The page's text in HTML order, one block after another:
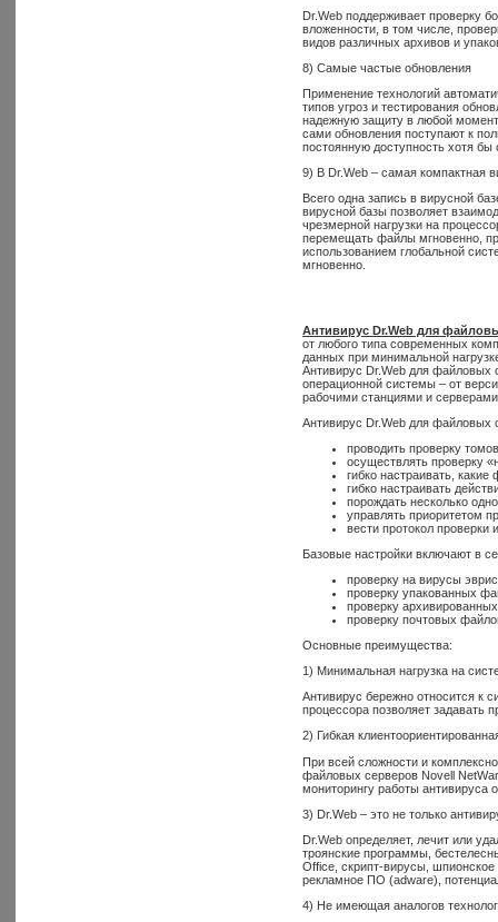
Dr.Web поддерживает проверку
вложенности, в том числе,
видов различных архивов и
8) Самые частые обновления
Применение технологий
типов угроз и тестирования
надежную защиту в любой
сами обновления поступают к
постоянную доступность хотя бы
9) В Dr.Web – самая компактная
Всего одна запись в вирусной
вирусной базы позволяет
чрезмерной нагрузки на
перемещать файлы мгновенно,
использованием глобальной
мгновенно.
Антивирус Dr.Web для
от любого типа современных
данных при минимальной
Антивирус Dr.Web для файловых
операционной системы – от
рабочими станциями и серверами
Антивирус Dr.Web для файловых
проводить проверку
осуществлять проверку
гибко настраивать,
гибко настраивать
порождать несколько
управлять приоритетом
вести протокол проверки
Базовые настройки включают в
проверку на вирусы
проверку упакованных
проверку
проверку почтовых
Основные преимущества:
1) Минимальная нагрузка на
Антивирус бережно относится к
процессора позволяет задавать
2) Гибкая
При всей сложности и
файловых серверов Novell
мониторингу работы антивируса
3) Dr.Web – это не только
Dr.Web определяет, лечит или
троянские программы,
Office, скрипт-вирусы,
рекламное ПО (adware),
4) Не имеющая аналогов